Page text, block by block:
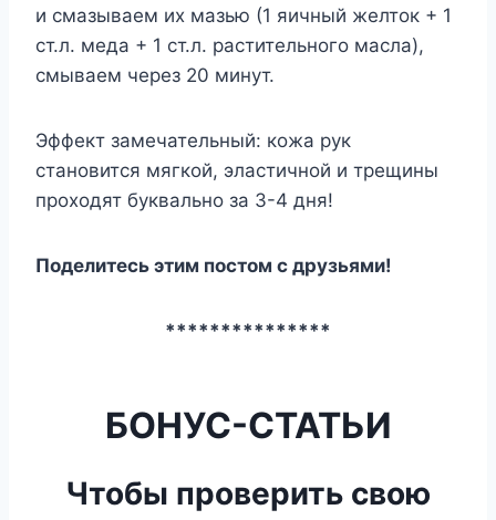
и смазываем их мазью (1 яичный желток + 1
ст.л. меда + 1 ст.л. растительного масла),
смываем через 20 минут.
Эффект замечательный: кожа рук
становится мягкой, эластичной и трещины
проходят буквально за 3-4 дня!
Поделитесь этим постом с друзьями!
***************
БОНУС-СТАТЬИ
Чтобы проверить свою